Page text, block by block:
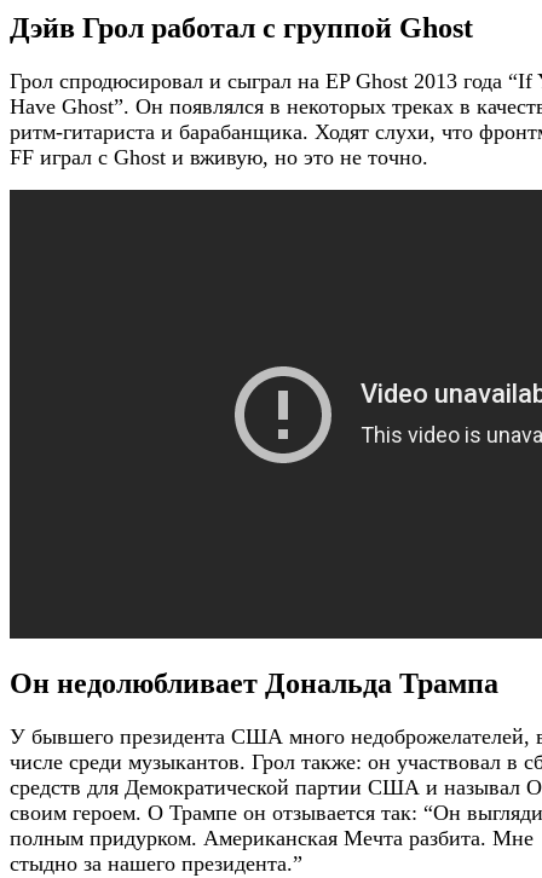
Дэйв Грол работал с группой Ghost
Грол спродюсировал и сыграл на EP Ghost 2013 года “If
Have Ghost”. Он появлялся в некоторых треках в
ритм-гитариста и барабанщика. Ходят слухи, что
FF играл с Ghost и вживую, но это не точно.
Он недолюбливает Дональда Трампа
У бывшего президента США много недоброжелателей,
числе среди музыкантов. Грол также: он участвовал в
средств для Демократической партии США и называл
своим героем. О Трампе он отзывается так: “Он
полным придурком. Американская Мечта разбита. Мне
стыдно за нашего президента.”